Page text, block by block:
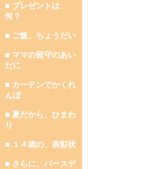
■ プレゼントは、
何？
■ ご飯、ちょうだい
■ ママの留守のあい
だに
■ カーテンでかくれ
んぼ
■ 夏だから、ひまわ
り
■ １４歳の、表彰状
■ さらに、バースデ